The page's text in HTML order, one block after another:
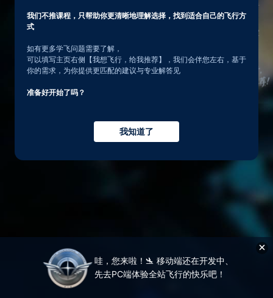
哇，您来啦！🛬 移动端还在开发中、
先去PC端体验全站飞行的快乐吧！
飞行者
全站
聊天室
我们不推课程，只帮助你更清晰地理解选择，找到适合自己的飞行方
式
如有更多学飞问题需要了解，
可以填写主页右侧【我想飞行，给我推荐】，我们会伴您左右，基于
你的需求，为你提供更匹配的建议与专业解答见
准备好开始了吗？
我知道了